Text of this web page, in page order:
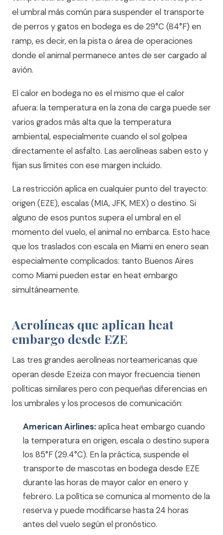
el umbral más común para suspender el transporte
de perros y gatos en bodega es de 29°C (84°F) en
ramp, es decir, en la pista o área de operaciones
donde el animal permanece antes de ser cargado al
avión.
El calor en bodega no es el mismo que el calor
afuera: la temperatura en la zona de carga puede ser
varios grados más alta que la temperatura
ambiental, especialmente cuando el sol golpea
directamente el asfalto. Las aerolíneas saben esto y
fijan sus límites con ese margen incluido.
La restricción aplica en cualquier punto del trayecto:
origen (EZE), escalas (MIA, JFK, MEX) o destino. Si
alguno de esos puntos supera el umbral en el
momento del vuelo, el animal no embarca. Esto hace
que los traslados con escala en Miami en enero sean
especialmente complicados: tanto Buenos Aires
como Miami pueden estar en heat embargo
simultáneamente.
Aerolíneas que aplican heat
embargo desde EZE
Las tres grandes aerolíneas norteamericanas que
operan desde Ezeiza con mayor frecuencia tienen
políticas similares pero con pequeñas diferencias en
los umbrales y los procesos de comunicación:
American Airlines:aplica heat embargo cuando
la temperatura en origen, escala o destino supera
los 85°F (29.4°C). En la práctica, suspende el
transporte de mascotas en bodega desde EZE
durante las horas de mayor calor en enero y
febrero. La política se comunica al momento de la
reserva y puede modificarse hasta 24 horas
antes del vuelo según el pronóstico.